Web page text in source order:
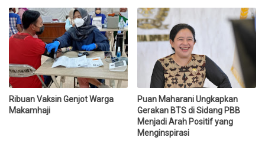
Ribuan Vaksin Genjot Warga
Makamhaji
Puan Maharani Ungkapkan
Gerakan BTS di Sidang PBB
Menjadi Arah Positif yang
Menginspirasi